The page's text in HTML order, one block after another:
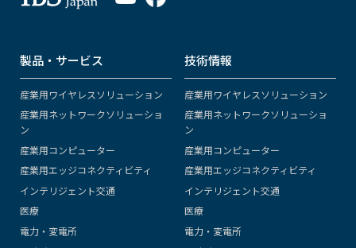
製品・サービス
産業用ワイヤレスソリューション
産業用ネットワークソリューショ
ン
産業用コンピューター
産業用エッジコネクティビティ
インテリジェント交通
医療
電力・変電所
技術情報
産業用ワイヤレスソリューション
産業用ネットワークソリューショ
ン
産業用コンピューター
産業用エッジコネクティビティ
インテリジェント交通
医療
電力・変電所